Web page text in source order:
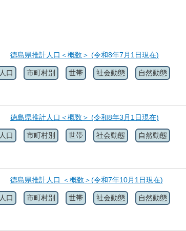
徳島県推計人口＜概数＞ (令和8年7月1日現在)
人口 市町村別 世帯 社会動態 自然動態
徳島県推計人口＜概数＞ (令和8年3月1日現在)
人口 市町村別 世帯 社会動態 自然動態
徳島県推計人口 ＜概数＞(令和7年10月1日現在)
人口 市町村別 世帯 社会動態 自然動態